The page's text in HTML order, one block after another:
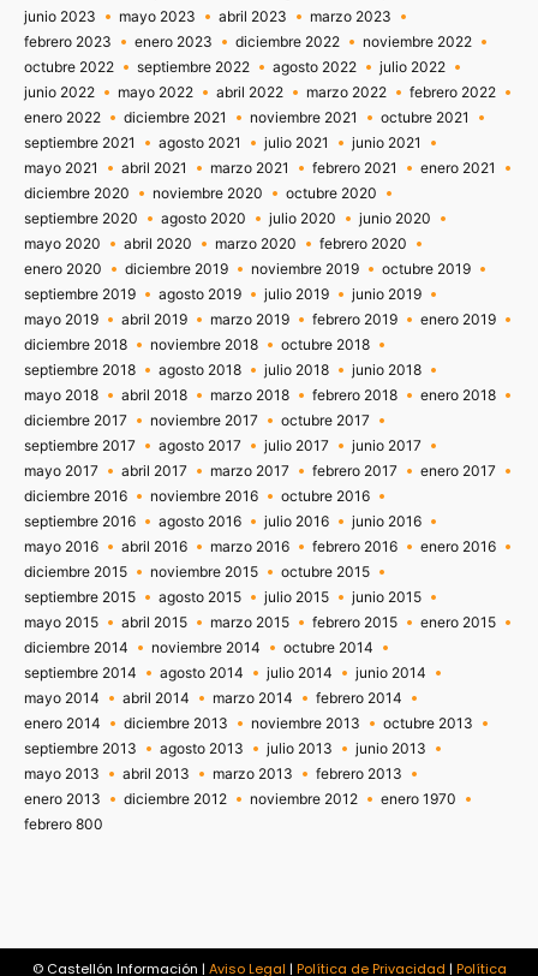
junio 2023
mayo 2023 abril 2023
marzo 2023
febrero 2023
enero 2023 diciembre 2022
noviembre 2022
octubre 2022
septiembre 2022 agosto 2022
julio 2022
junio 2022
mayo 2022 abril 2022 marzo 2022
febrero 2022
enero 2022
diciembre 2021 noviembre 2021
octubre 2021
septiembre 2021
agosto 2021 julio 2021
junio 2021
mayo 2021
abril 2021 marzo 2021 febrero 2021
enero 2021
diciembre 2020
noviembre 2020
octubre 2020
septiembre 2020
agosto 2020 julio 2020
junio 2020
mayo 2020
abril 2020 marzo 2020
febrero 2020
enero 2020
diciembre 2019 noviembre 2019
octubre 2019
septiembre 2019
agosto 2019 julio 2019
junio 2019
mayo 2019
abril 2019 marzo 2019 febrero 2019
enero 2019
diciembre 2018
noviembre 2018
octubre 2018
septiembre 2018
agosto 2018 julio 2018
junio 2018
mayo 2018
abril 2018 marzo 2018 febrero 2018
enero 2018
diciembre 2017
noviembre 2017
octubre 2017
septiembre 2017
agosto 2017 julio 2017
junio 2017
mayo 2017
abril 2017 marzo 2017 febrero 2017
enero 2017
diciembre 2016
noviembre 2016
octubre 2016
septiembre 2016
agosto 2016 julio 2016
junio 2016
mayo 2016
abril 2016 marzo 2016 febrero 2016
enero 2016
diciembre 2015
noviembre 2015
octubre 2015
septiembre 2015
agosto 2015 julio 2015
junio 2015
mayo 2015
abril 2015 marzo 2015 febrero 2015
enero 2015
diciembre 2014
noviembre 2014
octubre 2014
septiembre 2014
agosto 2014 julio 2014
junio 2014
mayo 2014
abril 2014 marzo 2014
febrero 2014
enero 2014
diciembre 2013 noviembre 2013
octubre 2013
septiembre 2013
agosto 2013 julio 2013
junio 2013
mayo 2013
abril 2013 marzo 2013
febrero 2013
enero 2013
diciembre 2012 noviembre 2012
enero 1970
febrero 800
© Castellón Información | Aviso Legal | Política de Privacidad | Política